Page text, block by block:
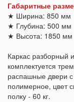
Габаритные
★ Ширина: 850 мм
★ Глубина: 500 мм
★ Высота: 1850 мм
Каркас разборный
комплектуется
распашные двери
полимерное, цвет
полку - 60 кг.